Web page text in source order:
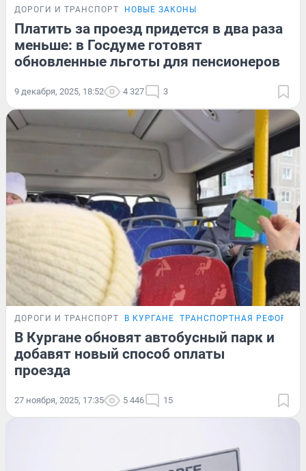
ДОРОГИ И ТРАНСПОРТ НОВЫЕ ЗАКОНЫ
Платить за проезд придется в два раза
меньше: в Госдуме готовят
обновленные льготы для пенсионеров
9 декабря, 2025, 18:52 4 327 3
ДОРОГИ И ТРАНСПОРТ В КУРГАНЕ ТРАНСПОРТНАЯ РЕФОРМА
В Кургане обновят автобусный парк и
добавят новый способ оплаты
проезда
27 ноября, 2025, 17:35 5 446 15